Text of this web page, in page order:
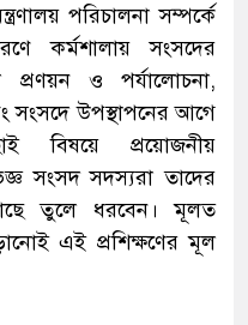
পরিচালনা সম্পর্কে
কর্মশালায় সংসদের
প্রণয়ন ও পর্যালোচনা,
সংসদে উপস্থাপনের আগে
বিষয়ে প্রয়োজনীয়
সংসদ সদস্যরা তাদের
তুলে ধরবেন। মূলত
এই প্রশিক্ষণের মূল